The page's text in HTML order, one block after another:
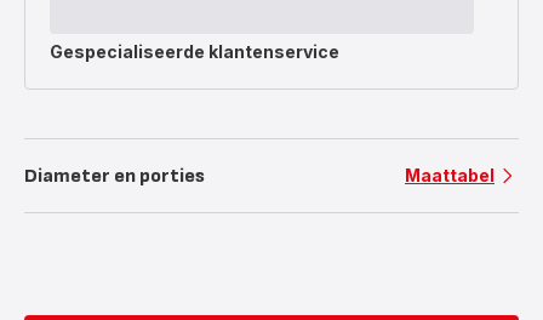
Gespecialiseerde klantenservice
Diameter en porties Maattabel